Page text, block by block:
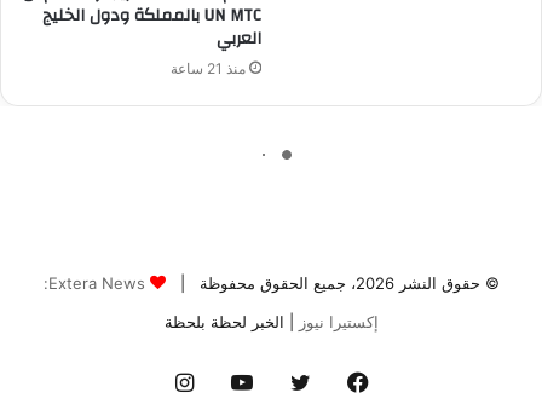
© حقوق النشر 2026، جميع الحقوق محفوظة |
Extera News:
إكستيرا نيوز
| الخبر لحظة بلحظة
فيسبوك تويتر يوتيوب